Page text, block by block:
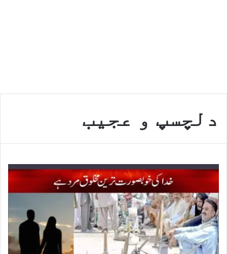
دلچسپ و عجیب